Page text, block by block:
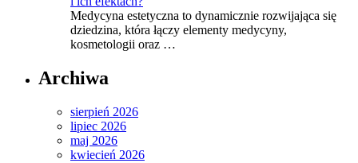
Medycyna estetyczna to dynamicznie rozwijająca się
dziedzina, która łączy elementy medycyny,
kosmetologii oraz …
Archiwa
sierpień 2026
lipiec 2026
maj 2026
kwiecień 2026